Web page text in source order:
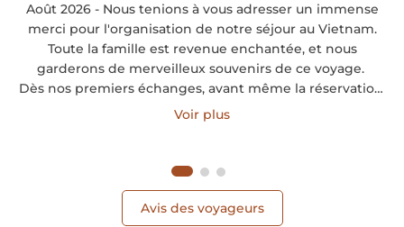
Août 2026 - Nous tenions à vous adresser un immense
merci pour l'organisation de notre séjour au Vietnam.
Toute la famille est revenue enchantée, et nous
garderons de merveilleux souvenirs de ce voyage.
Dès nos premiers échanges, avant même la réservation,
vous avez pris le temps d'écouter nos attentes, de
Nous nous sommes tout de suite sentis en confiance.
Voir plus
Avis des voyageurs